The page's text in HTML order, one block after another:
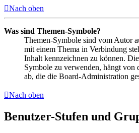
Nach oben
Was sind Themen-Symbole?
Themen-Symbole sind vom Autor
mit einem Thema in Verbindung
Inhalt kennzeichnen zu können.
Symbole zu verwenden, hängt von
ab, die die Board-Administration
Nach oben
Benutzer-Stufen und